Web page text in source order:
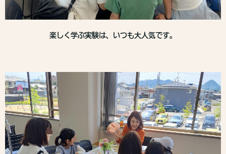
楽しく学ぶ実験は、いつも大人気です。